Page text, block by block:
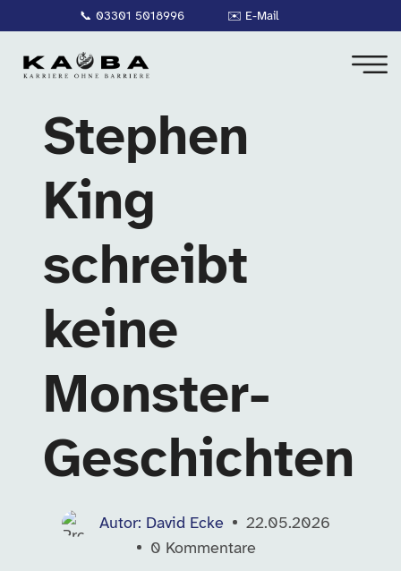
📞 03301 5018996 ✉️ E-Mail
Stephen
King
schreibt
keine
Monster-
Geschichten
Autor: David Ecke
22.05.2026
0 Kommentare